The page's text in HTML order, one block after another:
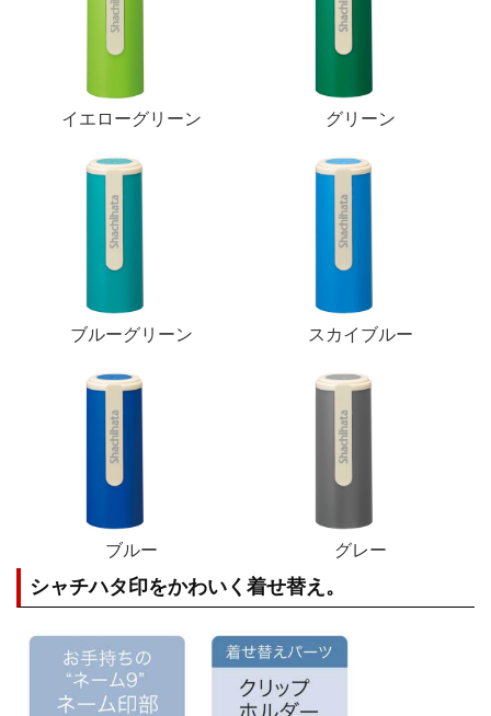
イエローグリーン グリーン
ブルーグリーン スカイブルー
ブルー グレー
シャチハタ印をかわいく着せ替え。